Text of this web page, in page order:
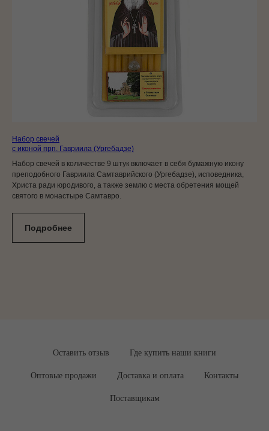
Набор свечей
с иконой прп. Гавриила (Ургебадзе)
Набор свечей в количестве 9 штук включает в себя бумажную икону
преподобного Гавриила Самтаврийского (Ургебадзе), исповедника,
Христа ради юродивого, а также землю с места обретения мощей
святого в монастыре Самтавро.
Подробнее
Оставить отзыв Где купить наши книги
Оптовые продажи Доставка и оплата Контакты
Поставщикам